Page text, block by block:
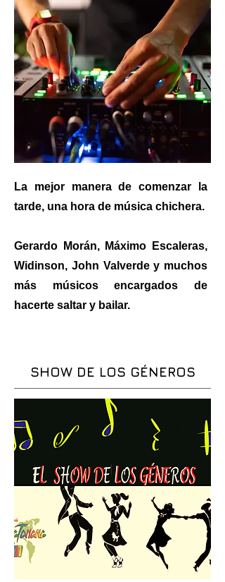
La mejor manera de comenzar la
tarde, una hora de música chichera.
Gerardo Morán, Máximo Escaleras,
Widinson, John Valverde y muchos
más músicos encargados de
hacerte saltar y bailar.
SHOW DE LOS GÉNEROS